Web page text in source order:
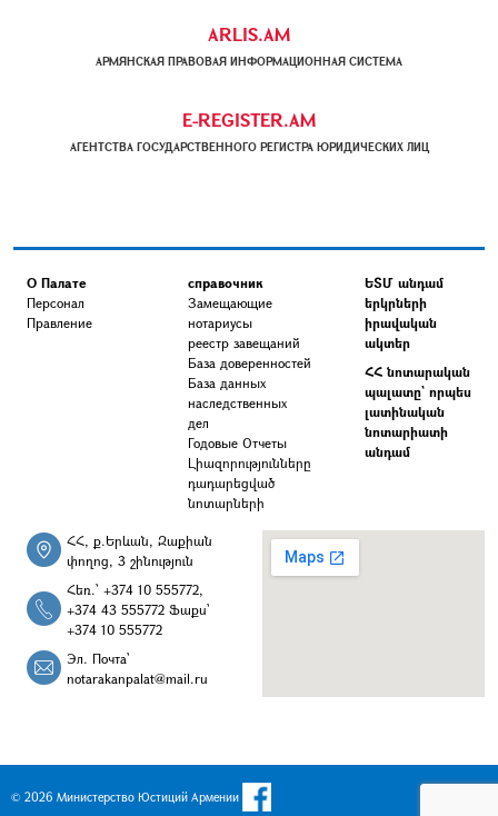
ARLIS.AM
АРМЯНСКАЯ ПРАВОВАЯ ИНФОРМАЦИОННАЯ СИСТЕМА
E-REGISTER.AM
АГЕНТСТВА ГОСУДАРСТВЕННОГО РЕГИСТРА ЮРИДИЧЕСКИХ ЛИЦ
О Палате
Персонал
Правление
справочник
Замещающие
нотариусы
реестр завещаний
База доверенностей
База данных
наследственных
дел
Годовые Отчеты
Լիազորությունները
դադարեցված
նոտարների
ԵՏՄ անդամ
երկրների
իրավական
ակտեր
ՀՀ նոտարական
պալատը` որպես
լատինական
նոտարիատի
անդամ
ՀՀ, ք.Երևան, Զաքիան
փողոց, 3 շինություն
Հեռ.՝ +374 10 555772,
+374 43 555772 Ֆաքս՝
+374 10 555772
Эл. Почта՝
notarakanpalat@mail.ru
© 2026 Министерство Юстиций Армении